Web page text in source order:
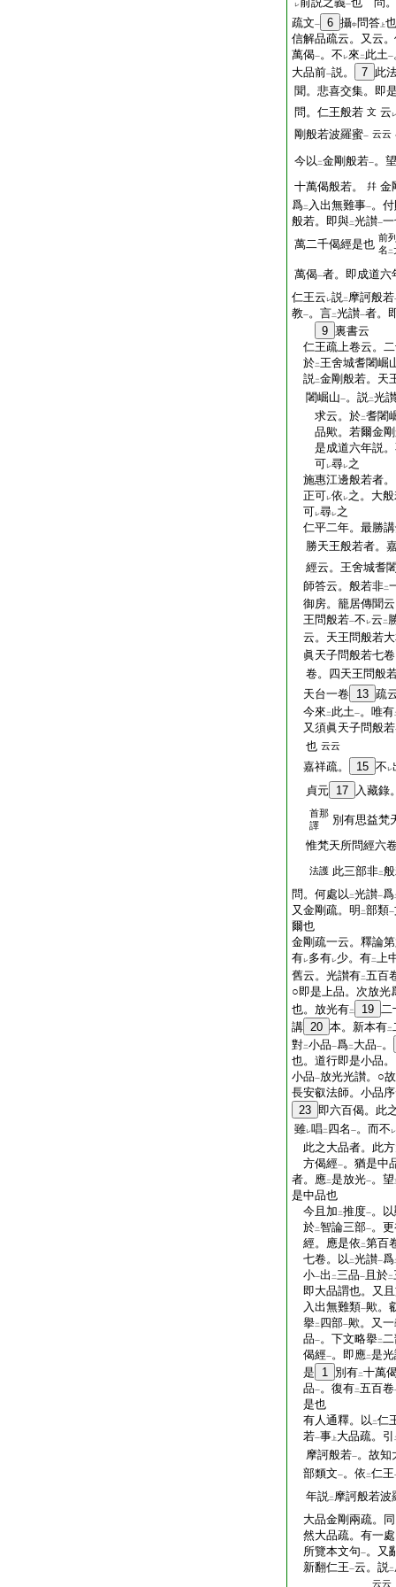
レ 一
疏文一 6 攝中問答 上也
信解品疏云。又云
萬偈一。不 レ來 二 此土一
大品前一説。 7 此
聞。悲喜交集。即
問。仁王般若 文 云 レ
剛般若波羅蜜一 云云
今以 二金剛般若一。望
十萬偈般若。
幷 金
爲二 入出無難事一。
般若。即與二光讃一
萬二千偈經是也 前
名 二
萬偈一者。即成道六
仁王云 レ説二 摩訶般若
教一。言二光讃一者。
9 裏書云
仁王疏上卷云。
於二王舍城耆闍崛
説二金剛般若。天
闍崛山一。説二光
求云。於二耆闍
品歟。若爾金剛
是成道六年説。
可レ尋レ之
施惠江邊般若者
正可レ依 レ之。大
可レ尋レ之
仁平二年。最勝
勝天王般若者。
經云。王舍城耆
師答云。般若非二
御房。籠居傳聞
王問般若一不 レ云 二
云。天王問般若
眞天子問般若七
卷。四天王問般
天台一卷 13 疏
今來 二 此土一。唯有
又須眞天子問般若
也 云云
嘉祥疏。 15 不 レ
貞元 17 入藏錄
首那
譯
別有思益梵
惟梵天所問經六
法護 此三部非二
問。何處以 二光讃一爲
又金剛疏。明 二部類一
爾也
金剛疏一云。釋論
有レ多有レ少。有二上
舊云。光讃有二五百
○即是上品。次放光
也。放光有二 19 二
講 20 本。新本有二
對二小品一爲二 大品一。
也。道行即是小品
小品一放光光讃。○
長安叡法師。小品
23 即六百偈。此
雖レ唱二 四名 一。而不 レ
此之大品者。此
方偈經一。猶是中
者。應二是放光一。望
是中品也
今且加 二推度一。
於二智論三部一。
經。應是依 二第百
七卷。以 二光讃一爲
小一出 二三品一 且於二
即大品謂也。又
入出無難類一歟。
擧二 四部一歟。又
品一。下文略擧二
偈經一。即應二是
是
1 別有二十萬
品一。復有二五百卷
是也
有人通釋。以 二仁
若一事 上 大品疏。引
摩訶般若一。故知
部類文一。依 二仁王
年説二 摩訶般若波
大品金剛兩疏。
然大品疏。有一
所覽本文句一。又
新翻仁王一云。説二
云云